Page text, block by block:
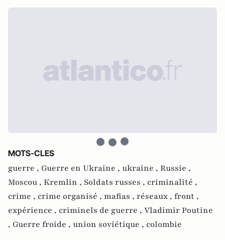
MOTS-CLES
guerre , Guerre en Ukraine , ukraine , Russie ,
Moscou , Kremlin , Soldats russes , criminalité ,
crime , crime organisé , mafias , réseaux , front ,
expérience , criminels de guerre , Vladimir Poutine
, Guerre froide , union soviétique , colombie